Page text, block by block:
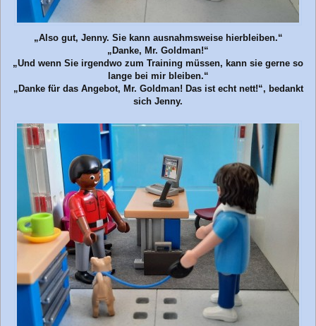
„Also gut, Jenny. Sie kann ausnahmsweise hierbleiben.“
„Danke, Mr. Goldman!“
„Und wenn Sie irgendwo zum Training müssen, kann sie gerne so
lange bei mir bleiben.“
„Danke für das Angebot, Mr. Goldman! Das ist echt nett!“, bedankt
sich Jenny.